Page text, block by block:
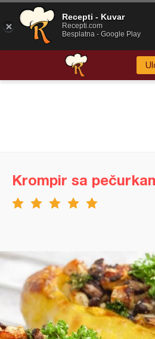
Krompir sa
Recepti - Kuvar
Recepti.com
Besplatna - Google Play